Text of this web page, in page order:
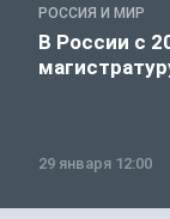
РОССИЯ И МИР
В России с
29 января 12:00